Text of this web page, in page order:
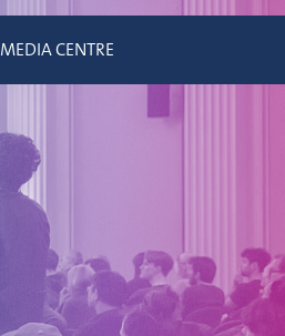
MEDIA CENTRE